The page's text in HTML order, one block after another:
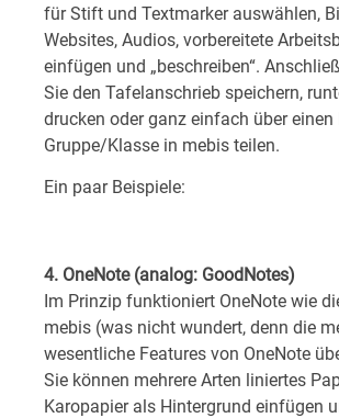
für Stift und Textmarker auswählen,
Websites, Audios, vorbereitete
einfügen und „beschreiben“.
Sie den Tafelanschrieb speichern,
drucken oder ganz einfach über einen
Gruppe/Klasse in mebis teilen.
Ein paar Beispiele:
4. OneNote (analog: GoodNotes)
Im Prinzip funktioniert OneNote wie
mebis (was nicht wundert, denn die
wesentliche Features von OneNote
Sie können mehrere Arten liniertes
Karopapier als Hintergrund einfügen